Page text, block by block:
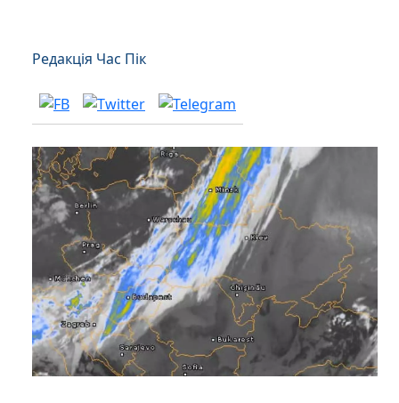
Редакція Час Пік